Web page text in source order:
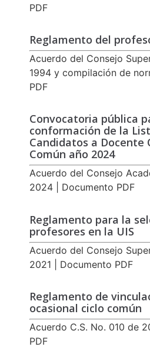
PDF
Reglamento del
Acuerdo del Consejo
1994 y compilación de
PDF
Convocatoria pública
conformación de la
Candidatos a Docente
Común año 2024
Acuerdo del Consejo
2024 | Documento PDF
Reglamento para la
profesores en la UIS
Acuerdo del Consejo
2021 | Documento PDF
Reglamento de
ocasional ciclo común
Acuerdo C.S. No. 010 de
PDF